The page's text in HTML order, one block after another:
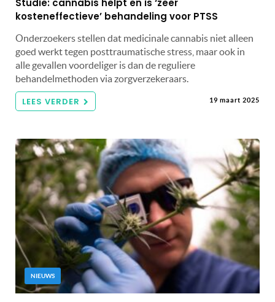
Studie: cannabis helpt en is ‘zeer
kosteneffectieve’ behandeling voor PTSS
Onderzoekers stellen dat medicinale cannabis niet alleen
goed werkt tegen posttraumatische stress, maar ook in
alle gevallen voordeliger is dan de reguliere
behandelmethoden via zorgverzekeraars.
LEES VERDER 19 maart 2025
NIEUWS